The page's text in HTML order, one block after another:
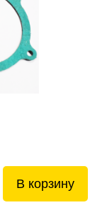
В корзину